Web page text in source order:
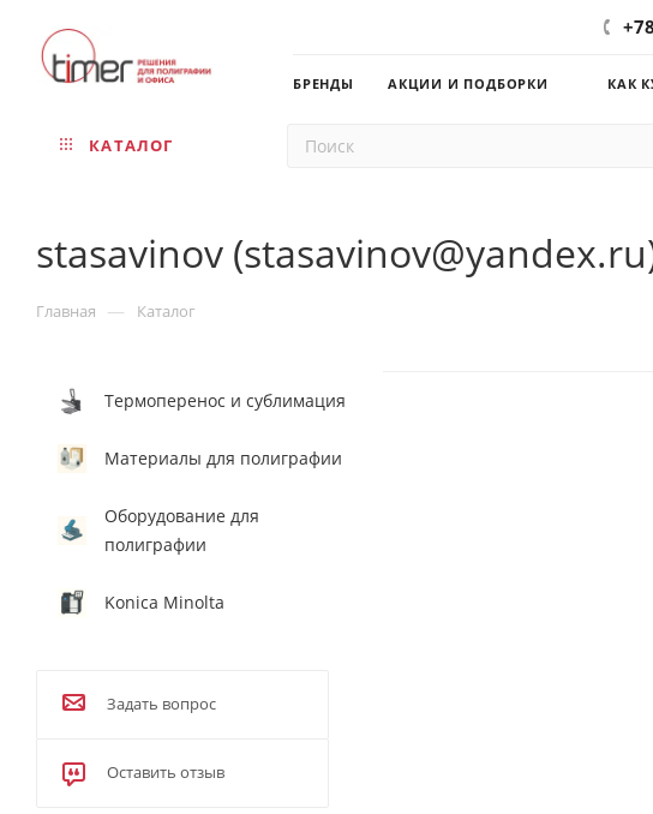
БРЕНДЫ АКЦИИ И ПОДБОРКИ КАК
КАТАЛОГ
stasavinov
Главная — Каталог
Термоперенос и сублимация
Материалы для полиграфии
Оборудование для
полиграфии
Konica Minolta
Задать вопрос
Оставить отзыв